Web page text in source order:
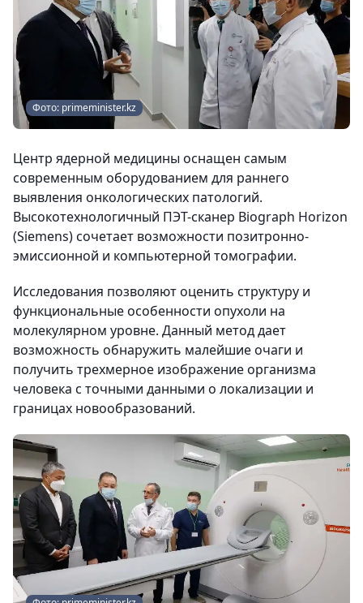
Фото: primeminister.kz
Центр ядерной медицины оснащен самым
современным оборудованием для раннего
выявления онкологических патологий.
Высокотехнологичный ПЭТ-сканер Biograph Horizon
(Siemens) сочетает возможности позитронно-
эмиссионной и компьютерной томографии.
Исследования позволяют оценить структуру и
функциональные особенности опухоли на
молекулярном уровне. Данный метод дает
возможность обнаружить малейшие очаги и
получить трехмерное изображение организма
человека с точными данными о локализации и
границах новообразований.